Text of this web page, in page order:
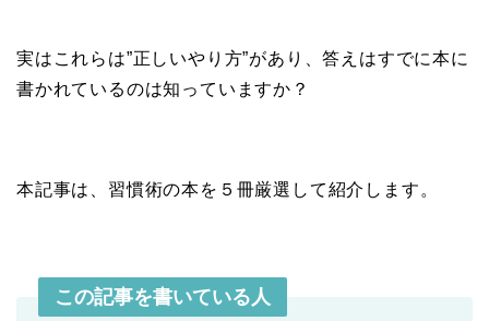
実はこれらは”正しいやり方”があり、答えはすでに本に
書かれているのは知っていますか？
本記事は、習慣術の本を５冊厳選して紹介します。
この記事を書いている人